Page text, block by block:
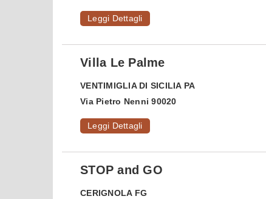
Leggi Dettagli
Villa Le Palme
VENTIMIGLIA DI SICILIA PA
Via Pietro Nenni 90020
Leggi Dettagli
STOP and GO
CERIGNOLA FG